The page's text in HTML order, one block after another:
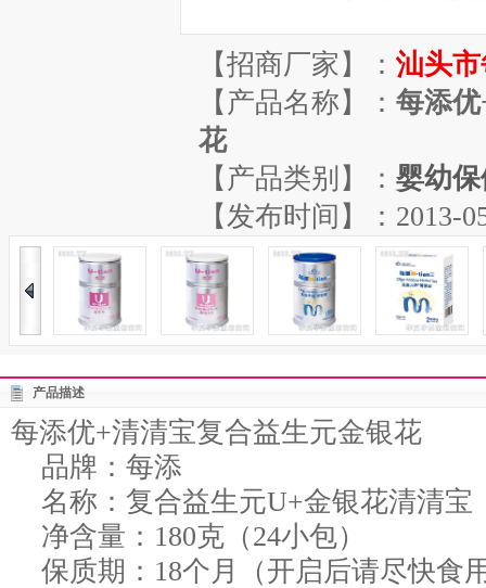
【招商厂家】： 汕头
【产品名称】： 每添
花
【产品类别】： 婴幼
【发布时间】：2013-
产品描述
每添优+清清宝复合益生元金银花
品牌：每添
名称：复合益生元U+金银花清清宝
净含量：180克（24小包）
保质期：18个月（开启后请尽快食